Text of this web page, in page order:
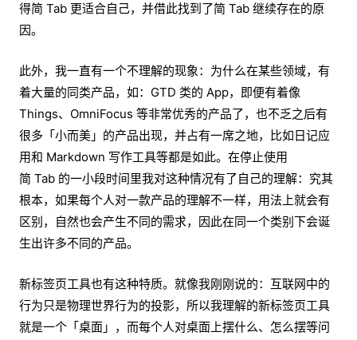
得简 Tab 更适合自己，并借此找到了简 Tab 继续存在的原
因。
此外，我一直有一个不理解的现象：为什么在某些领域，有
着大量的同类产品，如：GTD 类的 App，即便有着像
Things、OmniFocus 等非常优秀的产品了，也不乏之后有
很多「小而美」的产品出现，并占有一席之地，比如日记应
用和 Markdown 写作工具等都是如此。在停止使用
简 Tab 的一小段时间里我对这种情况有了自己的理解：究其
根本，如果每个人对一款产品的理解不一样，用法上就会有
区别，自然也会产生不同的需求，因此在同一个类别下会诞
生出许多不同的产品。
新标签页工具也有这种特质。就像我刚刚说的：互联网中的
行为只是物理世界行为的投影，所以我理解的新标签页工具
就是一个「桌面」，而每个人对桌面上摆什么、怎么摆等问